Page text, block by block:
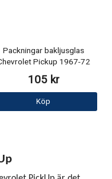
Packningar bakljusglas
Pickup 1967-72
105 kr
Köp